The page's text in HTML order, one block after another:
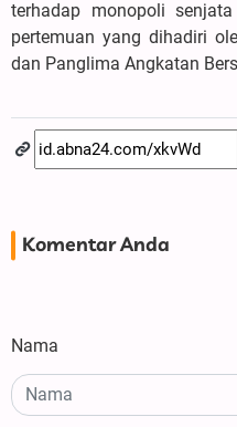
terhadap monopoli
pertemuan yang dihadiri
dan Panglima Angkatan
Komentar Anda
Nama